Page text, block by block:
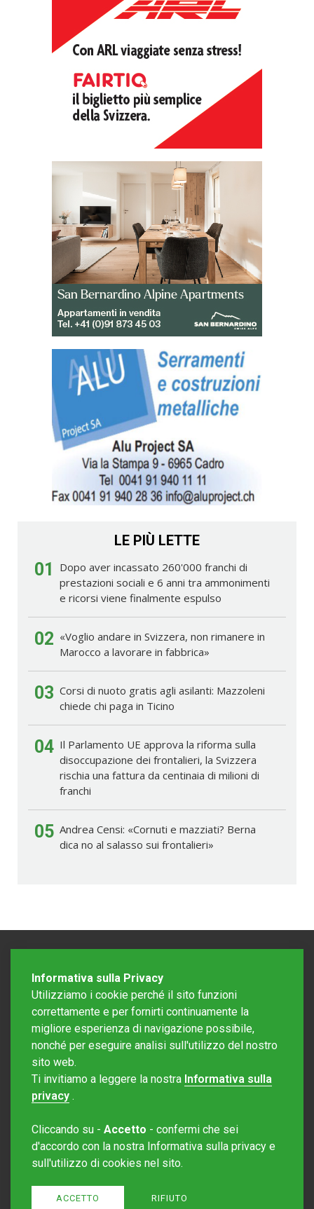
LE PIÙ LETTE
01
Dopo aver incassato 260'000 franchi di
prestazioni sociali e 6 anni tra ammonimenti
e ricorsi viene finalmente espulso
02 «Voglio andare in Svizzera, non rimanere in
Marocco a lavorare in fabbrica»
03 Corsi di nuoto gratis agli asilanti: Mazzoleni
chiede chi paga in Ticino
04 Il Parlamento UE approva la riforma sulla
disoccupazione dei frontalieri, la Svizzera
rischia una fattura da centinaia di milioni di
franchi
05 Andrea Censi: «Cornuti e mazziati? Berna
dica no al salasso sui frontalieri»
Editore Rotostampa SA
Sito creato daRedesign
Informativa sulla Privacy
Utilizziamo i cookie perché il sito funzioni
correttamente e per fornirti continuamente la
migliore esperienza di navigazione possibile,
nonché per eseguire analisi sull'utilizzo del nostro
sito web.
Ti invitiamo a leggere la nostra Informativa sulla
privacy .
Cliccando su - Accetto - confermi che sei
d'accordo con la nostra Informativa sulla privacy e
sull'utilizzo di cookies nel sito.
ACCETTO RIFIUTO